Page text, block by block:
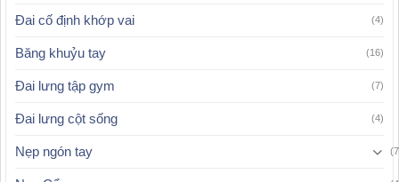
Đai cố định khớp vai (4)
Băng khuỷu tay (16)
Đai lưng tập gym (7)
Đai lưng cột sống (4)
Nẹp ngón tay